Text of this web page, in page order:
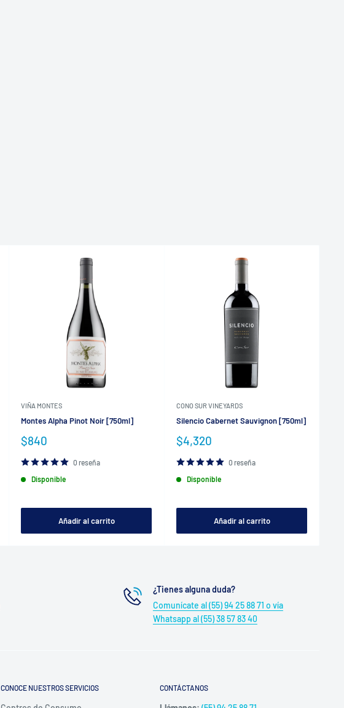
VIÑA MONTES
Montes Alpha Pinot Noir [750ml]
Precio
venta
$840
0 reseña
Disponible
Añadir al carrito
CONO SUR VINEYARDS
Silencio Cabernet Sauvignon [750ml]
Precio
venta
$4,320
0 reseña
Disponible
Añadir al carrito
¿Tienes alguna duda?
Comunícate al (55) 94 25 88 71 o vía
Whatsapp al (55) 38 57 83 40
CONOCE NUESTROS SERVICIOS CONTÁCTANOS